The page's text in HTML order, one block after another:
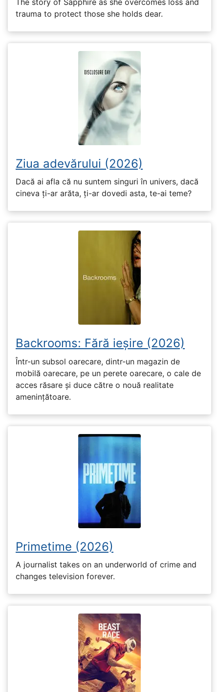
The story of Sapphire as she overcomes loss and
trauma to protect those she holds dear.
Ziua adevărului (2026)
Dacă ai afla că nu suntem singuri în univers, dacă
cineva ți-ar arăta, ți-ar dovedi asta, te-ai teme?
Backrooms: Fără ieșire (2026)
Într-un subsol oarecare, dintr-un magazin de
mobilă oarecare, pe un perete oarecare, o cale de
acces răsare și duce către o nouă realitate
amenințătoare.
Primetime (2026)
A journalist takes on an underworld of crime and
changes television forever.